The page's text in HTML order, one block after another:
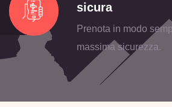
sicura
Prenota in modo
massima sicurezza.